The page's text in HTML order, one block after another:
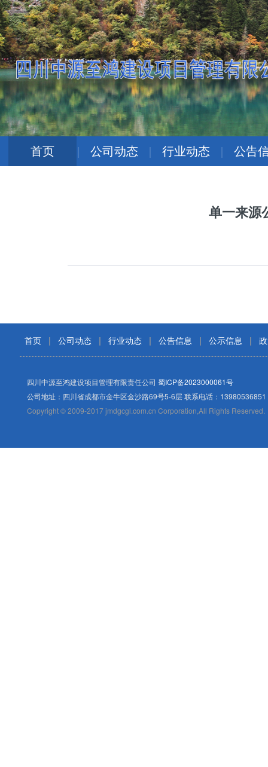
首页 | 公司动态 | 行业动态 | 公告
单一来源
首页 | 公司动态 | 行业动态 | 公告信息 | 公示信息 |
四川中源至鸿建设项目管理有限责任公司 蜀ICP备2023000061号
公司地址：四川省成都市金牛区金沙路69号5-6层 联系电话：13980536851
Copyright © 2009-2017 jmdgcgl.com.cn Corporation,All Rights Reserved.